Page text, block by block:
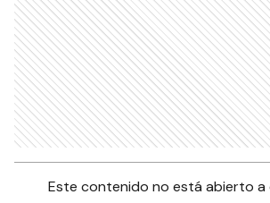
Este contenido no está abierto a